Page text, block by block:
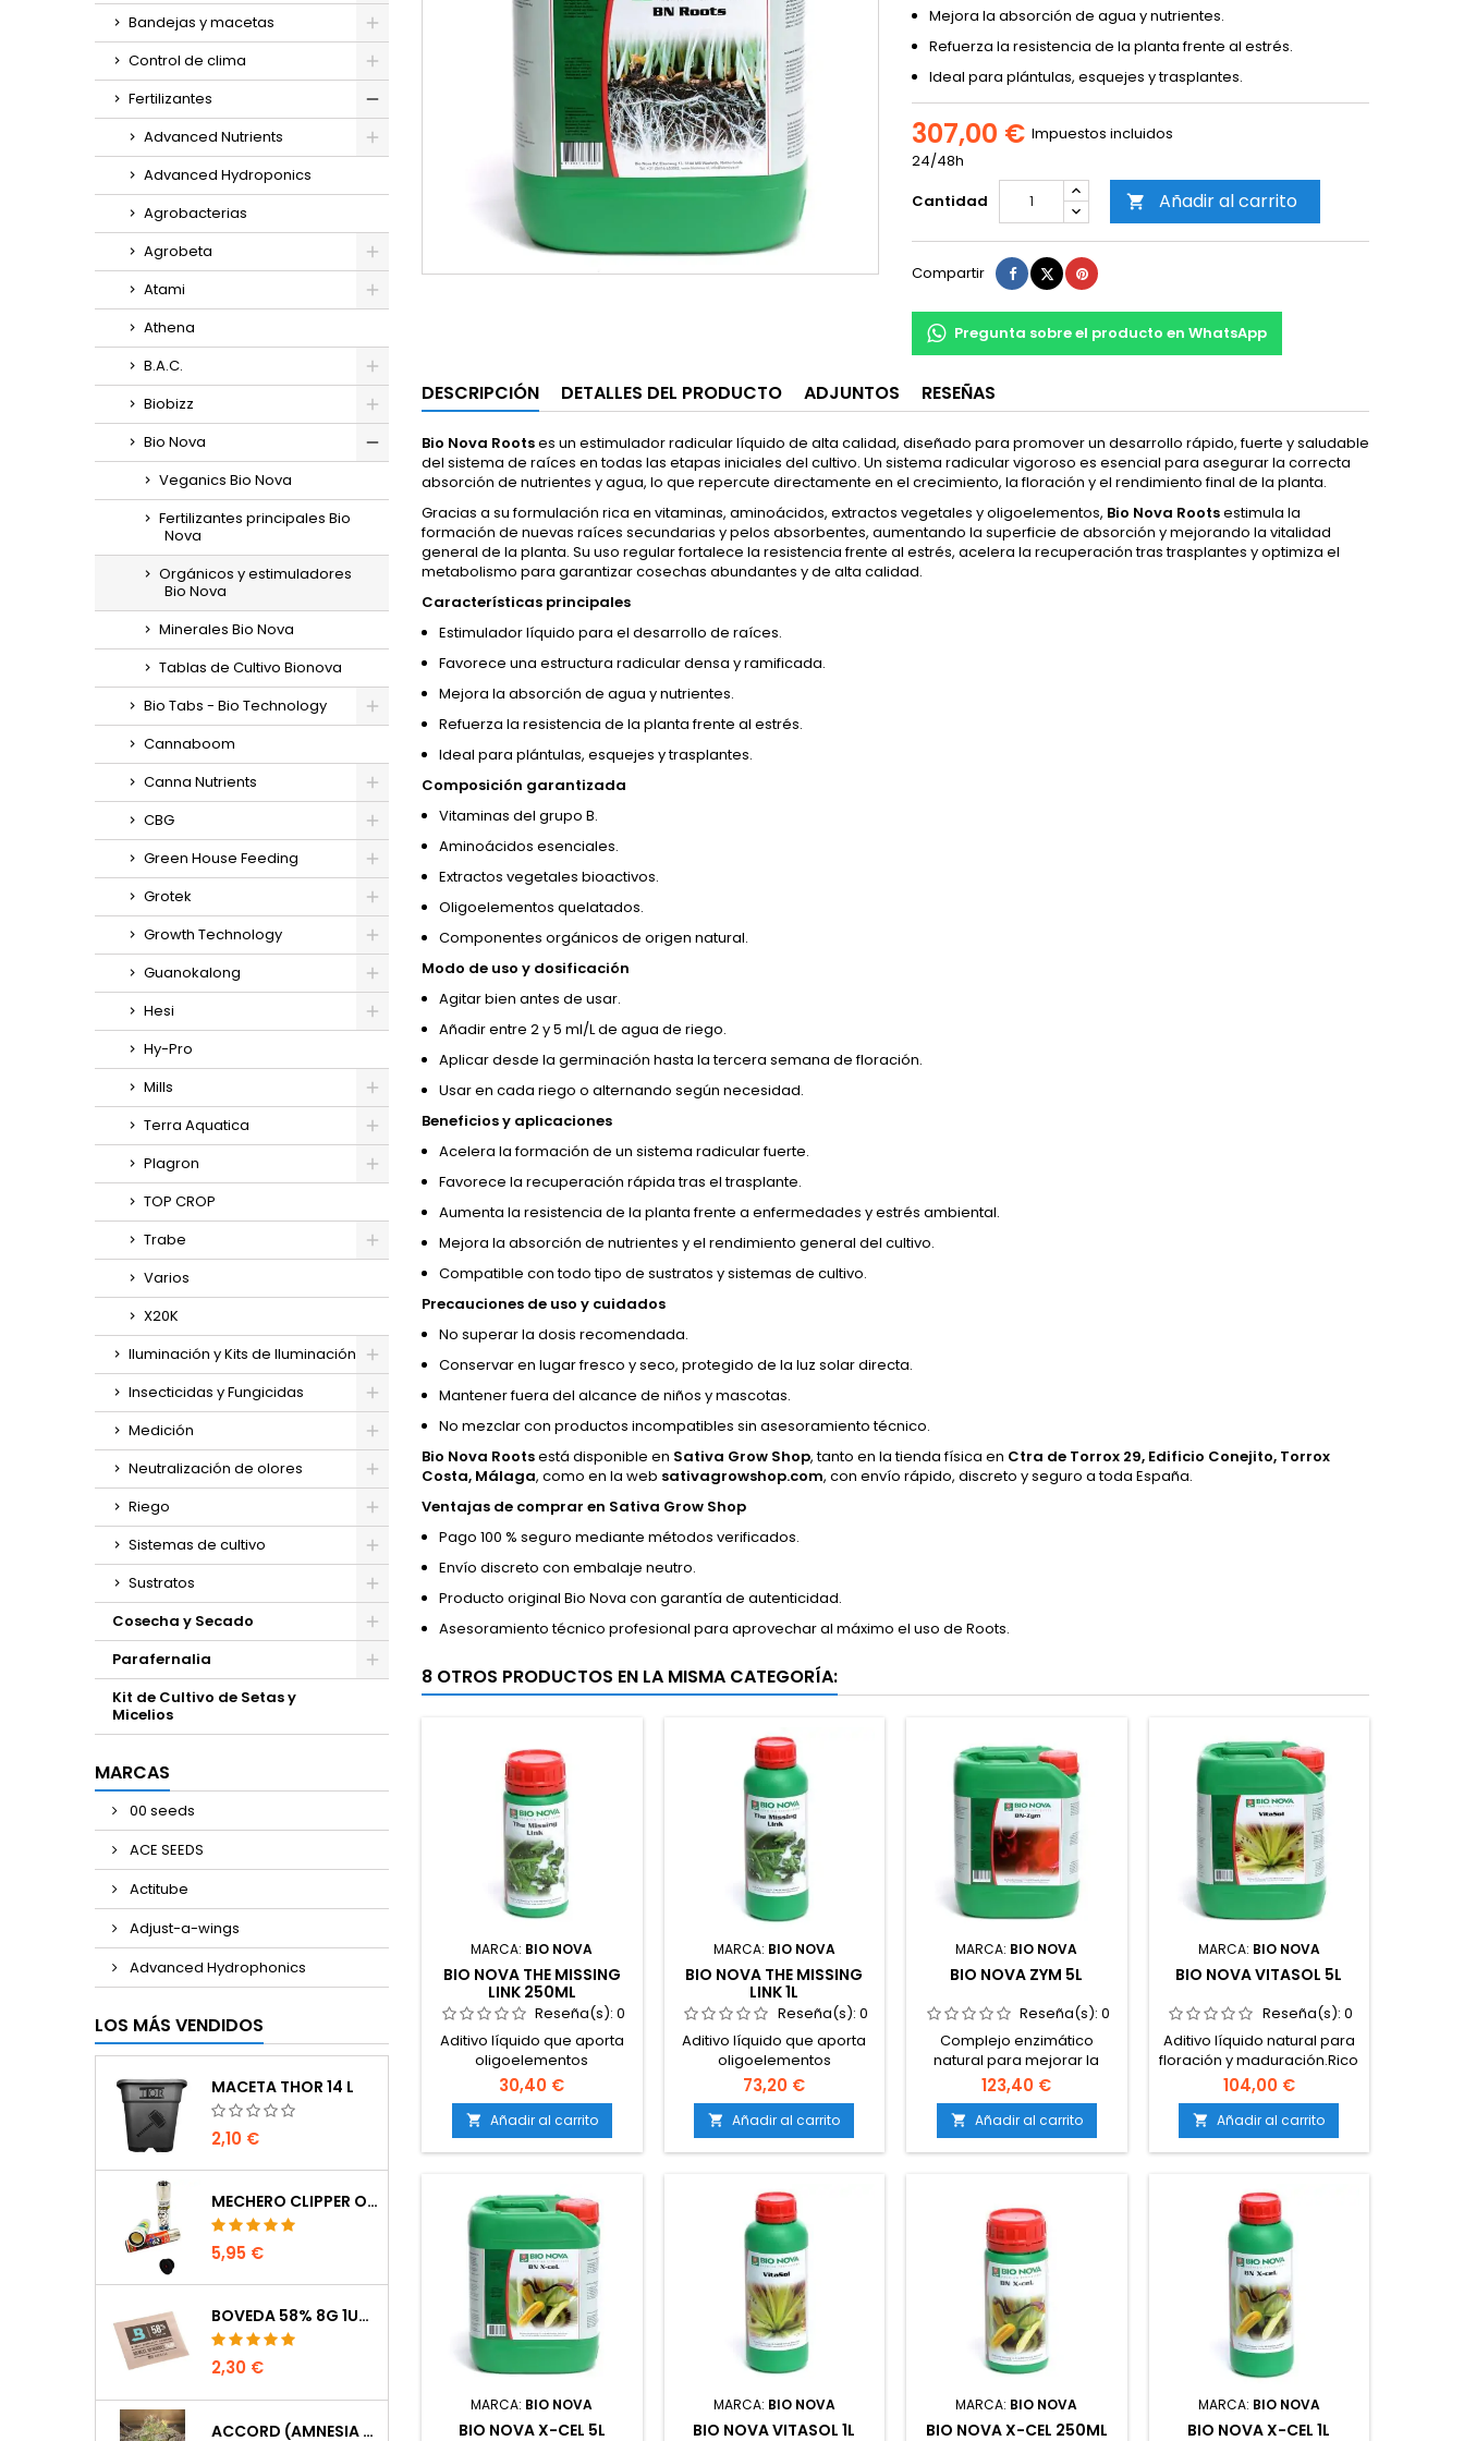
Bandejas y macetas
Control de clima
Fertilizantes
Advanced Nutrients
Advanced Hydroponics
Agrobacterias
Agrobeta
Atami
Athena
B.A.C.
Biobizz
Bio Nova
Veganics Bio Nova
Fertilizantes principales Bio
Nova
Orgánicos y estimuladores
Bio Nova
Minerales Bio Nova
Tablas de Cultivo Bionova
Bio Tabs - Bio Technology
Cannaboom
Canna Nutrients
CBG
Green House Feeding
Grotek
Growth Technology
Guanokalong
Hesi
Hy-Pro
Mills
Terra Aquatica
Plagron
TOP CROP
Trabe
Varios
X20K
Iluminación y Kits de Iluminación
Insecticidas y Fungicidas
Medición
Neutralización de olores
Riego
Sistemas de cultivo
Sustratos
Cosecha y Secado
Parafernalia
Kit de Cultivo de Setas y
Micelios
MARCAS
00 seeds
ACE SEEDS
Actitube
Adjust-a-wings
Advanced Hydrophonics
LOS MÁS VENDIDOS
MACETA THOR 14 L
2,10 €
MECHERO CLIPPER OCULTACIÓN
5,95 €
BOVEDA 58% 8G 1UDS
2,30 €
ACCORD (AMNESIA CORDOBESA)
Mejora la absorción de agua y nutrientes.
Refuerza la resistencia de la planta frente al estrés.
Ideal para plántulas, esquejes y trasplantes.
307,00 € Impuestos incluidos
24/48h
Cantidad
 Añadir al carrito
Compartir Compartir
TuitearPinterest
Pregunta sobre el producto en WhatsApp
DESCRIPCIÓN DETALLES DEL PRODUCTO ADJUNTOS RESEÑAS
Bio Nova Rootses un estimulador radicular líquido de alta calidad, diseñado para promover un desarrollo rápido, fuerte y saludable
del sistema de raíces en todas las etapas iniciales del cultivo. Un sistema radicular vigoroso es esencial para asegurar la correcta
absorción de nutrientes y agua, lo que repercute directamente en el crecimiento, la floración y el rendimiento final de la planta.
Gracias a su formulación rica en vitaminas, aminoácidos, extractos vegetales y oligoelementos, Bio Nova Rootsestimula la
formación de nuevas raíces secundarias y pelos absorbentes, aumentando la superficie de absorción y mejorando la vitalidad
general de la planta. Su uso regular fortalece la resistencia frente al estrés, acelera la recuperación tras trasplantes y optimiza el
metabolismo para garantizar cosechas abundantes y de alta calidad.
Características principales
Estimulador líquido para el desarrollo de raíces.
Favorece una estructura radicular densa y ramificada.
Mejora la absorción de agua y nutrientes.
Refuerza la resistencia de la planta frente al estrés.
Ideal para plántulas, esquejes y trasplantes.
Composición garantizada
Vitaminas del grupo B.
Aminoácidos esenciales.
Extractos vegetales bioactivos.
Oligoelementos quelatados.
Componentes orgánicos de origen natural.
Modo de uso y dosificación
Agitar bien antes de usar.
Añadir entre 2 y 5 ml/L de agua de riego.
Aplicar desde la germinación hasta la tercera semana de floración.
Usar en cada riego o alternando según necesidad.
Beneficios y aplicaciones
Acelera la formación de un sistema radicular fuerte.
Favorece la recuperación rápida tras el trasplante.
Aumenta la resistencia de la planta frente a enfermedades y estrés ambiental.
Mejora la absorción de nutrientes y el rendimiento general del cultivo.
Compatible con todo tipo de sustratos y sistemas de cultivo.
Precauciones de uso y cuidados
No superar la dosis recomendada.
Conservar en lugar fresco y seco, protegido de la luz solar directa.
Mantener fuera del alcance de niños y mascotas.
No mezclar con productos incompatibles sin asesoramiento técnico.
Bio Nova Rootsestá disponible en Sativa Grow Shop, tanto en la tienda física en Ctra de Torrox 29, Edificio Conejito, Torrox
Costa, Málaga, como en la web sativagrowshop.com, con envío rápido, discreto y seguro a toda España.
Ventajas de comprar en Sativa Grow Shop
Pago 100 % seguro mediante métodos verificados.
Envío discreto con embalaje neutro.
Producto original Bio Nova con garantía de autenticidad.
Asesoramiento técnico profesional para aprovechar al máximo el uso de Roots.
8 OTROS PRODUCTOS EN LA MISMA CATEGORÍA:
MARCA: BIO NOVA
BIO NOVA THE MISSING
LINK 250ML
Reseña(s):0
Aditivo líquido que aporta
oligoelementos
esenciales.Refuerza el
sistema inmunológico de la
planta.Incrementa la
resistencia frente a estrés
ambiental y plagas.Mejora
absorción de
nutrientes.Compatible con
todo tipo de cultivos y
sistemas de riego.
30,40 €
 Añadir al carrito
MARCA: BIO NOVA
BIO NOVA THE MISSING
LINK 1L
Reseña(s): 0
Aditivo líquido que aporta
oligoelementos
esenciales.Refuerza el
sistema inmunológico de la
planta.Incrementa la
resistencia frente a estrés
ambiental y plagas.Mejora
absorción de
nutrientes.Compatible con
todo tipo de cultivos y
sistemas de riego.
73,20 €
 Añadir al carrito
MARCA: BIO NOVA
BIO NOVA ZYM 5L
Reseña(s):0
Complejo enzimático
natural para mejorar la
salud del
sustrato.Descompone
restos orgánicos y raíces
muertas.Libera nutrientes
adicionales para la
beneficiosa.Apto para
tierra, coco e hidroponía.
123,40 €
 Añadir al carrito
MARCA: BIO NOVA
BIO NOVA VITASOL 5L
Reseña(s): 0
Aditivo líquido natural para
floración y maduración.Rico
en azúcares, potasio, calcio
y magnesio.Estimula la
actividad biológica y el
metabolismo
vegetal.Mejora la calidad
cosecha.Compatible con
tierra, coco e hidroponía.
104,00 €
 Añadir al carrito
MARCA: BIO NOVA
BIO NOVA X-CEL 5L
MARCA: BIO NOVA
BIO NOVA VITASOL 1L
MARCA: BIO NOVA
BIO NOVA X-CEL 250ML
MARCA: BIO NOVA
BIO NOVA X-CEL 1L